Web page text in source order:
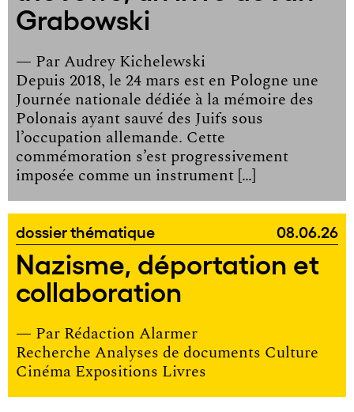
Grabowski
— Par Audrey Kichelewski
Depuis 2018, le 24 mars est en Pologne une
Journée nationale dédiée à la mémoire des
Polonais ayant sauvé des Juifs sous
l’occupation allemande. Cette
commémoration s’est progressivement
imposée comme un instrument […]
dossier thématique 08.06.26
Nazisme, déportation et
collaboration
— Par Rédaction Alarmer
Recherche Analyses de documents Culture
Cinéma Expositions Livres